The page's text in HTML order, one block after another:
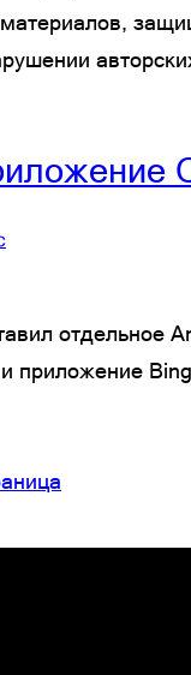
отдельное
приложение